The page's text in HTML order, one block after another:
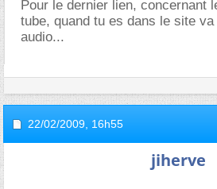
Pour le dernier lien, concernant
tube, quand tu es dans le site
audio...
22/02/2009, 16h55
jiherve